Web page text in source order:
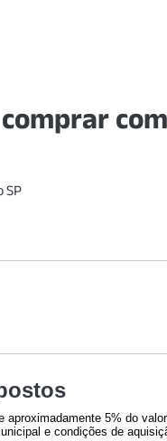
SP
Mooca Plaza
5% do
e condições de